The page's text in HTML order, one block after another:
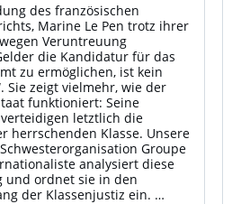
des französischen
Marine Le Pen trotz ihrer
Veruntreuung
die Kandidatur für das
zu ermöglichen, ist kein
Sie zeigt vielmehr, wie der
funktioniert: Seine
letztlich die
herrschenden Klasse. Unsere
Groupe
analysiert diese
und ordnet sie in den
der Klassenjustiz ein. …